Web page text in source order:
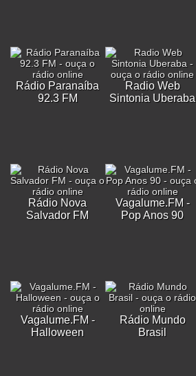
Rádio Paranaíba
92.3 FM
Radio Web
Sintonia Uberaba
Rádio Nova
Salvador FM
Vagalume.FM -
Pop Anos 90
Vagalume.FM -
Halloween
Rádio Mundo
Brasil